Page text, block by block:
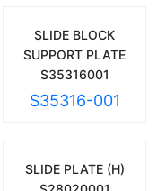
SLIDE BLOCK
SUPPORT PLATE
S35316001
S35316-001
SLIDE PLATE (H)